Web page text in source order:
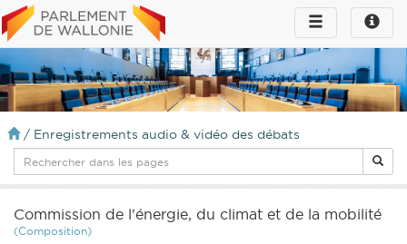
Toggle
infos
Toggle
navigation
/ Enregistrements audio & vidéo des débats
Commission de l'énergie, du climat et de la mobilité
(Composition)